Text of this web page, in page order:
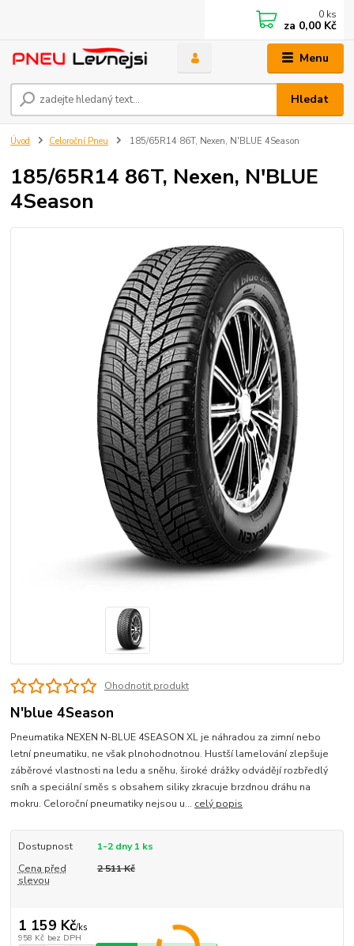
Menu
Hledat
0 ks
za 0,00 Kč
Úvod Celoroční Pneu 185/65R14 86T, Nexen, N'BLUE 4Season
185/65R14 86T, Nexen, N'BLUE
4Season
Ohodnotit produkt
N'blue 4Season
Pneumatika NEXEN N-BLUE 4SEASON XL je náhradou za zimní nebo
letní pneumatiku, ne však plnohodnotnou. Hustší lamelování zlepšuje
záběrové vlastnosti na ledu a sněhu, široké drážky odvádějí rozbředlý
sníh a speciální směs s obsahem siliky zkracuje brzdnou dráhu na
mokru. Celoroční pneumatiky nejsou u... celý popis
Dostupnost
1-2 dny 1 ks
Cena před
slevou
2 511 Kč
1 159 Kč/ks
958 Kč bez DPH